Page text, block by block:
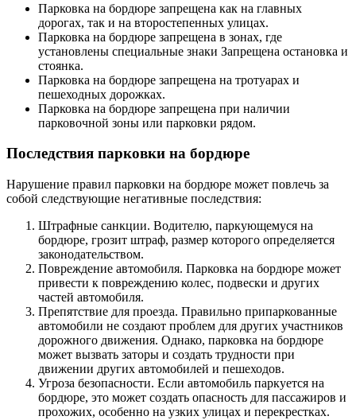
Парковка на бордюре запрещена как на главных
дорогах, так и на второстепенных улицах.
Парковка на бордюре запрещена в зонах, где
установлены специальные знаки Запрещена остановка и
стоянка.
Парковка на бордюре запрещена на тротуарах и
пешеходных дорожках.
Парковка на бордюре запрещена при наличии
парковочной зоны или парковки рядом.
Последствия парковки на бордюре
Нарушение правил парковки на бордюре может повлечь за
собой следствующие негативные последствия:
Штрафные санкции. Водителю, паркующемуся на
бордюре, грозит штраф, размер которого определяется
законодательством.
Повреждение автомобиля. Парковка на бордюре может
привести к повреждению колес, подвески и других
частей автомобиля.
Препятствие для проезда. Правильно припаркованные
автомобили не создают проблем для других участников
дорожного движения. Однако, парковка на бордюре
может вызвать заторы и создать трудности при
движении других автомобилей и пешеходов.
Угроза безопасности. Если автомобиль паркуется на
бордюре, это может создать опасность для пассажиров и
прохожих, особенно на узких улицах и перекрестках.